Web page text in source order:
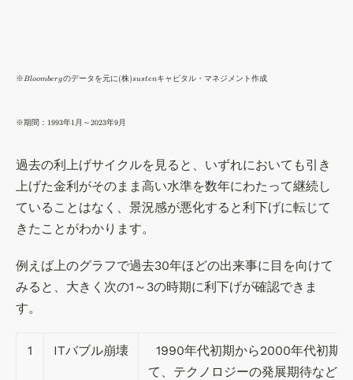
\t
※
o
o
m
be
rg
の
デ
ー
タ
元
※Bloombergのデータを元に(株)sustenキャピタル・マネジメント作成
\t
y
※
期
間
：
9
9
3
年
月
※期間： 1993年1月～2023年9月
過去の利上げサイクルを見ると、いずれにおいても引き
上げた金利がそのまま高い水準を数年にわたって継続し
ていることはなく、景況感が悪化すると利下げに転じて
きたことがわかります。
例えば上のグラフで過去30年ほどの出来事に目を向けて
みると、大きく次の1～3の時期に利下げが確認できま
す。
1 ITバブル崩壊
1990年代初期から2000年代初期
て、テクノロジーの発展期待などを